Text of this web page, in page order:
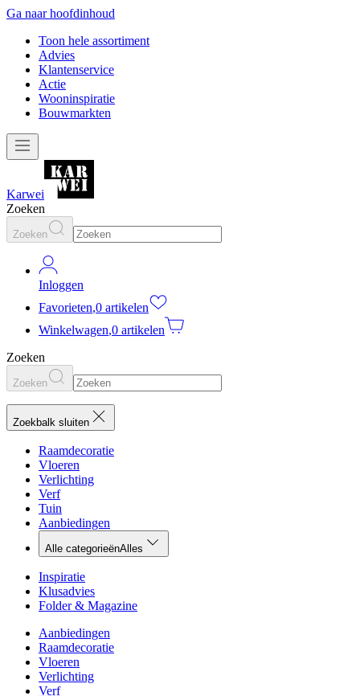
Ga naar hoofdinhoud
Toon hele assortiment
Advies
Klantenservice
Actie
Wooninspiratie
Bouwmarkten
Karwei
Zoeken
Zoeken
Inloggen
Favorieten,0 artikelen
Winkelwagen,0 artikelen
Zoeken
Zoeken
Zoekbalk sluiten
Raamdecoratie
Vloeren
Verlichting
Verf
Tuin
Aanbiedingen
Alle categorieënAlles
Inspiratie
Klusadvies
Folder & Magazine
Aanbiedingen
Raamdecoratie
Vloeren
Verlichting
Verf